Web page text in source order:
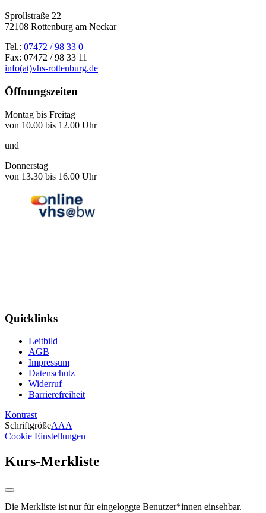
Sprollstraße 22
72108 Rottenburg am Neckar
Tel.: 07472 / 98 33 0
Fax: 07472 / 98 33 11
info(at)vhs-rottenburg.de
Öffnungszeiten
Montag bis Freitag
von 10.00 bis 12.00 Uhr
und
Donnerstag
von 13.30 bis 16.00 Uhr
Quicklinks
Leitbild
AGB
Impressum
Datenschutz
Widerruf
Barrierefreiheit
Kontrast
SchriftgrößeAAA
Cookie Einstellungen
Kurs-Merkliste
Die Merkliste ist nur für eingeloggte Benutzer*innen einsehbar.